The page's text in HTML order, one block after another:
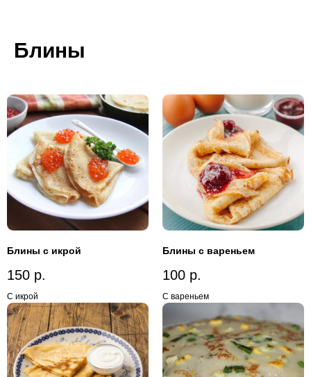
Блины
Блины с икрой
150 р.
С икрой
Блины с вареньем
100 р.
С вареньем